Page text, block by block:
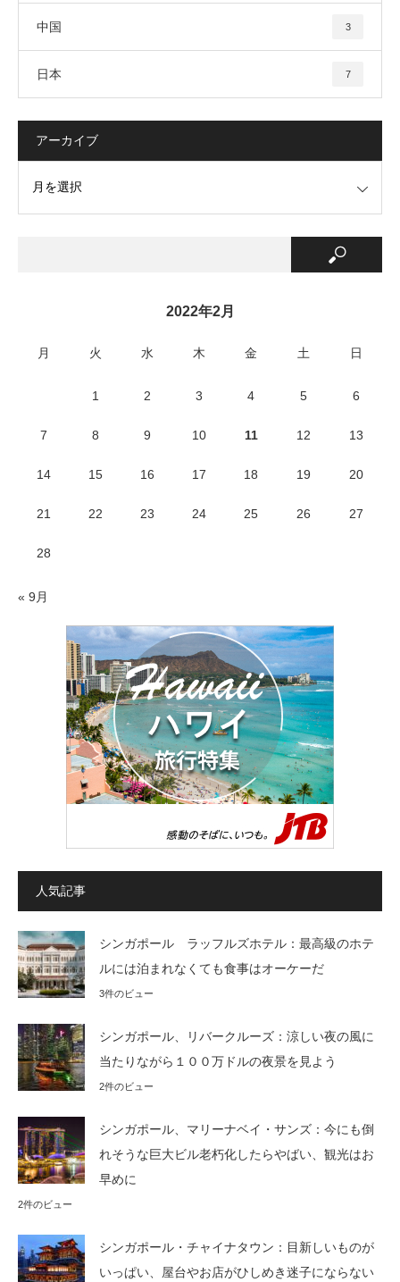
中国 3
日本 7
アーカイブ
2022年2月
月 火 水 木 金 土 日
1 2 3 4 5 6
7 8 9 10 11 12 13
14 15 16 17 18 19 20
21 22 23 24 25 26 27
28
« 9月
人気記事
シンガポール ラッフルズホテル：最高級のホテ
ルには泊まれなくても食事はオーケーだ
3件のビュー
シンガポール、リバークルーズ：涼しい夜の風に
当たりながら１００万ドルの夜景を見よう
2件のビュー
シンガポール、マリーナベイ・サンズ：今にも倒
れそうな巨大ビル老朽化したらやばい、観光はお
早めに
2件のビュー
シンガポール・チャイナタウン：目新しいものが
いっぱい、屋台やお店がひしめき迷子にならない